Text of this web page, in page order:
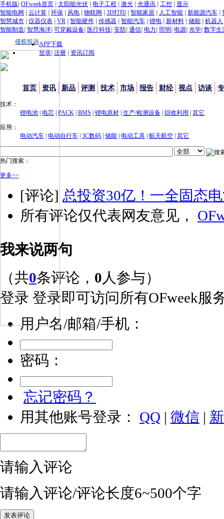
手机版 OFweek首页 太阳能光伏 电子工程 激光 光通讯 工控
显示
智能电网
云计算 环保 风电 物联网 3D打印 智能家居 人工智能 新能源汽车
智慧城市
仪器仪表 VR 智能硬件 传感器 智能汽车 锂电 新材料 储能
机器人
智能制造 智慧海洋 可穿戴设备 医疗科技 安防 通信 电力 照明 电源 光学 数字生
侵权投诉APP下载
登录| 注册 资讯订阅
首页 资讯 新品 评测 技术 市场 报告 财经 视点 访谈
技术：
锂电池 电芯 PACK BMS 锂电原材 生产/检测设备 回收利用 其它
应用：
电动汽车 电动自行车 3C数码 储能 电动工具 航天航空 其它
热门搜索：
更多>>
[评论] 总投资30亿！一全固态
所有评论仅代表网友意见，
我来说两句
（共0条评论， 0 人参与）
登录 登录即可访问所有OFweek服
用户名/邮箱/手机：
密码：
忘记密码？
用其他账号登录： QQ | 微信 |
请输入评论
请输入评论/评论长度6~500个字